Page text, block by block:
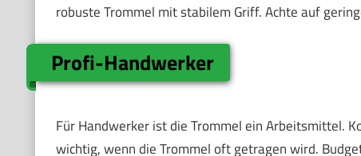
robuste Trommel mit stabilem Griff. Achte auf
Profi-Handwerker
Für Handwerker ist die Trommel ein Arbeitsmittel.
wichtig, wenn die Trommel oft getragen wird.